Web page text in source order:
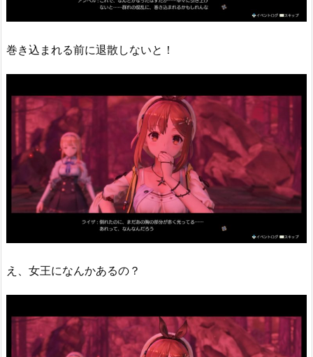
巻き込まれる前に退散しないと！
え、女王になんかあるの？